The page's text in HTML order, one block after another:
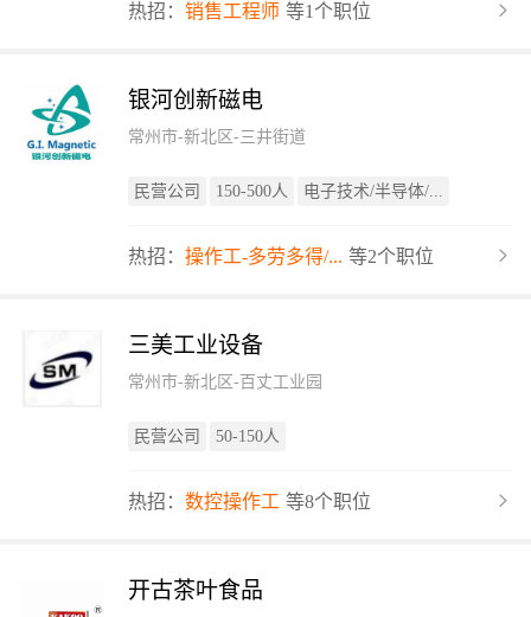
热招： 销售工程师 等1个职位
银河创新磁电
常州市-新北区-三井街道
民营公司 150-500人 电子技术/半导体/...
热招： 操作工-多劳多得/... 等2个职位
三美工业设备
常州市-新北区-百丈工业园
民营公司 50-150人
热招： 数控操作工 等8个职位
开古茶叶食品